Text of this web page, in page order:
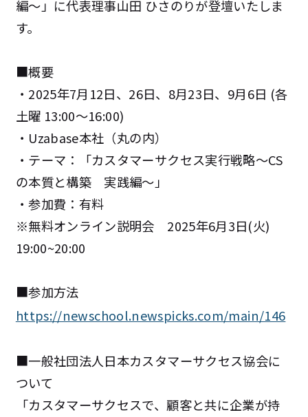
編〜」に代表理事山田 ひさのりが登壇いたしま
す。
■概要
・2025年7月12日、26日、8月23日、9月6日 (各
土曜 13:00～16:00)
・Uzabase本社（丸の内）
・テーマ：「カスタマーサクセス実行戦略〜CS
の本質と構築 実践編〜」
・参加費：有料
※無料オンライン説明会 2025年6月3日(火)
19:00~20:00
■参加方法
https://newschool.newspicks.com/main/146
■一般社団法人日本カスタマーサクセス協会に
ついて
「カスタマーサクセスで、顧客と共に企業が持